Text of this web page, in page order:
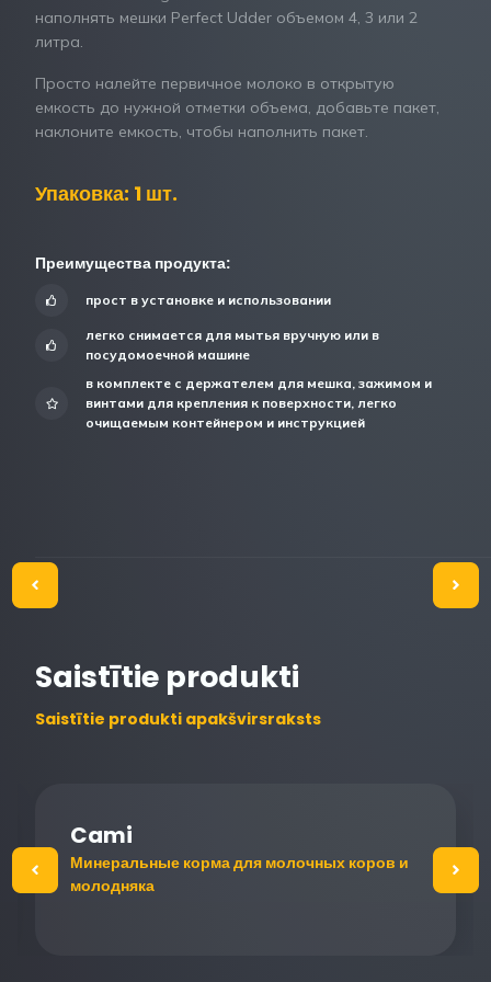
наполнять мешки Perfect Udder объемом 4, 3 или 2
литра.
Просто налейте первичное молоко в открытую
емкость до нужной отметки объема, добавьте пакет,
наклоните емкость, чтобы наполнить пакет.
Упаковка: 1 шт.
Преимущества продукта:
прост в установке и использовании
легко снимается для мытья вручную или в
посудомоечной машине
в комплекте с держателем для мешка, зажимом и
винтами для крепления к поверхности, легко
очищаемым контейнером и инструкцией
Saistītie produkti
Saistītie produkti apakšvirsraksts
Cami
Минеральные корма для молочных коров и
молодняка